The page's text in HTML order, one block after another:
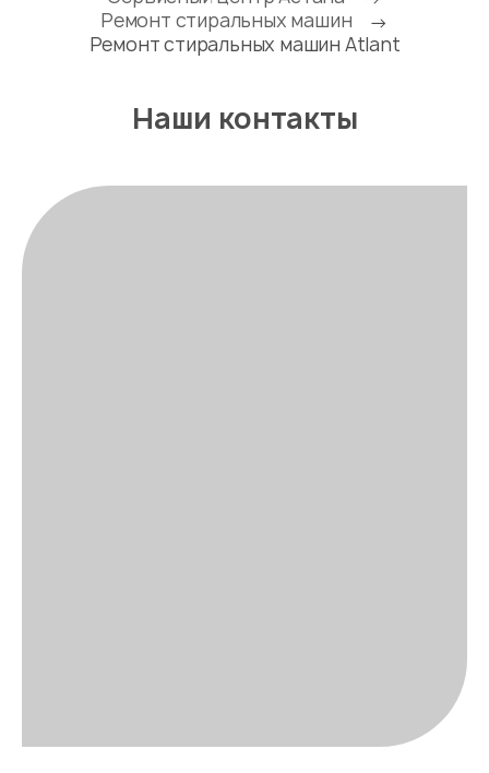
Ремонт стиральных машин
→
Ремонт стиральных машин Atlant
Наши контакты